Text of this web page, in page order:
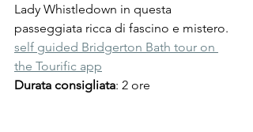
Lady Whistledown in questa
passeggiata ricca di fascino e mistero.
self guided Bridgerton Bath tour on
the Tourific app
Durata consigliata: 2 ore